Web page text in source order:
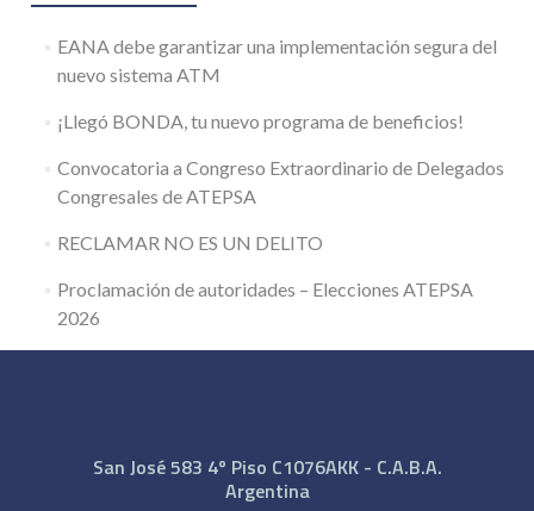
EANA debe garantizar una implementación segura del
nuevo sistema ATM
¡Llegó BONDA, tu nuevo programa de beneficios!
Convocatoria a Congreso Extraordinario de Delegados
Congresales de ATEPSA
RECLAMAR NO ES UN DELITO
Proclamación de autoridades – Elecciones ATEPSA
2026
San José 583 4º Piso C1076AKK - C.A.B.A.
Argentina